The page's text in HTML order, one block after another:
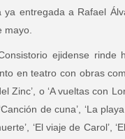
entregada a Rafael
mayo.
ejidense rinde
en teatro con obras
Zinc’, o ‘A vueltas con
de cuna’, ‘La
‘El viaje de Carol’,